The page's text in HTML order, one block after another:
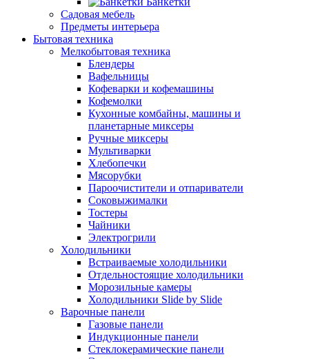
Садовая мебель
Предметы интерьера
Бытовая техника
Мелкобытовая техника
Блендеры
Вафельницы
Кофеварки и кофемашины
Кофемолки
Кухонные комбайны, машины и
планетарные миксеры
Ручные миксеры
Мультиварки
Хлебопечки
Мясорубки
Пароочистители и отпариватели
Соковыжималки
Тостеры
Чайники
Электрогрили
Холодильники
Встраиваемые холодильники
Отдельностоящие холодильники
Морозильные камеры
Холодильники Slide by Slide
Варочные панели
Газовые панели
Индукционные панели
Стеклокерамические панели